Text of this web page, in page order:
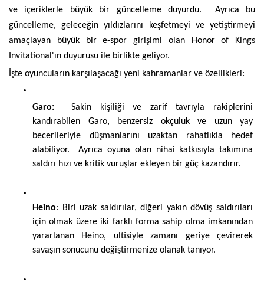
ve içeriklerle büyük bir güncelleme duyurdu.  Ayrıca bu
güncelleme, geleceğin yıldızlarını keşfetmeyi ve yetiştirmeyi
amaçlayan büyük bir e-spor girişimi olan Honor of Kings
Invitational'ın duyurusu ile birlikte geliyor.
İşte oyuncuların karşılaşacağı yeni kahramanlar ve özellikleri:
Garo:
  Sakin kişiliği ve zarif tavrıyla rakiplerini
kandırabilen Garo, benzersiz okçuluk ve uzun yay
becerileriyle düşmanlarını uzaktan rahatlıkla hedef
alabiliyor.  Ayrıca oyuna olan nihai katkısıyla takımına
saldırı hızı ve kritik vuruşlar ekleyen bir güç kazandırır.
Heino: Biri uzak saldırılar, diğeri yakın dövüş saldırıları
için olmak üzere iki farklı forma sahip olma imkanından
yararlanan Heino, ultisiyle zamanı geriye çevirerek
savaşın sonucunu değiştirmenize olanak tanıyor.